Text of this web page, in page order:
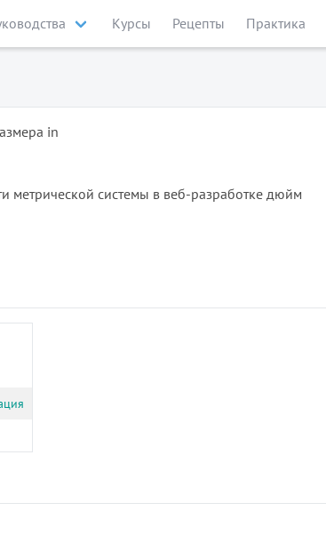
Курсы Рецепты Практика
in
метрической системы в веб-разработке дюйм